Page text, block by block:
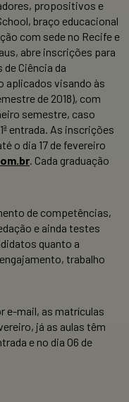
propositivos e
braço educacional
com sede no Recife e
abre inscrições para
Ciência da
aplicados visando às
de 2018), com
semestre, caso
entrada. As inscrições
o dia 17 de fevereiro
. Cada graduação
de competências,
e ainda testes
quanto a
trabalho
e-mail, as matrículas
já as aulas têm
e no dia 06 de